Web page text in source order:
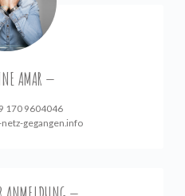
AMAR
170 9604046
gegangen.info